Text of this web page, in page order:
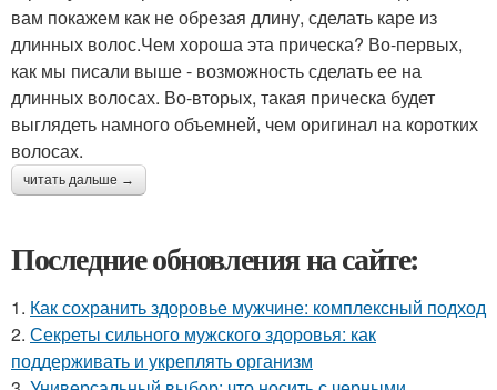
вам покажем как не обрезая длину, сделать каре из
длинных волос.Чем хороша эта прическа? Во-первых,
как мы писали выше - возможность сделать ее на
длинных волосах. Во-вторых, такая прическа будет
выглядеть намного объемней, чем оригинал на коротких
волосах.
читать дальше →
Последние обновления на сайте:
1. Как сохранить здоровье мужчине: комплексный подход
2. Секреты сильного мужского здоровья: как
поддерживать и укреплять организм